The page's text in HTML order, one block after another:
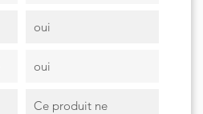
oui
oui
Ce produit ne